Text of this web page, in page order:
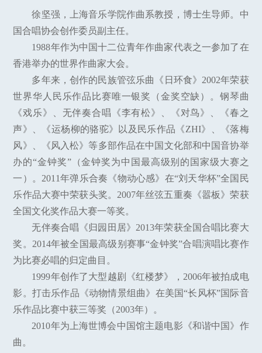
徐坚强，上海音乐学院作曲系教授，博士生导师。中
国合唱协会创作委员副主任。
1988年作为中国十二位青年作曲家代表之一参加了在
香港举办的世界作曲家大会。
多年来，创作的民族管弦乐曲《日环食》2002年荣获
世界华人民乐作品比赛唯一银奖（金奖空缺）。钢琴曲
《戏乐》、无伴奏合唱《李有松》、《对鸟》、《春之
声》、《运杨柳的骆驼》以及民乐作品《ZHI》、《落梅
风》、《风入松》等多部作品在中国文化部和中国音协举
办的“金钟奖”（金钟奖为中国最高级别的国家级大赛之
一）。2011年弹乐合奏《物动心感》在“刘天华杯”全国民
乐作品大赛中荣获头奖。2007年丝弦五重奏《嚣板》荣获
全国文化奖作品大赛一等奖。
无伴奏合唱《归园田居》2013年荣获全国合唱比赛大
奖。2014年被全国最高级别赛事“金钟奖”合唱演唱比赛作
为比赛必唱的归定曲目。
1999年创作了大型越剧《红楼梦》，2006年被拍成电
影。打击乐作品《动物情景组曲》在美国“长风杯”国际音
乐作品比赛中获三等奖（2003年）。
2010年为上海世博会中国馆主题电影《和谐中国》作
曲。